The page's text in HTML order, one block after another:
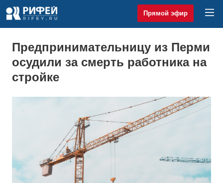
Прямой эфир
Предпринимательницу из Перми
осудили за смерть работника на
стройке